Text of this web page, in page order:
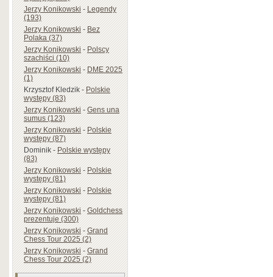
Jerzy Konikowski-Legendy
(193)
Jerzy Konikowski-Bez
Polaka (37)
Jerzy Konikowski-Polscy
szachiści (10)
Jerzy Konikowski-DME 2025
(1)
Krzysztof Kledzik-Polskie
występy (83)
Jerzy Konikowski-Gens una
sumus (123)
Jerzy Konikowski-Polskie
występy (87)
Dominik-Polskie występy
(83)
Jerzy Konikowski-Polskie
występy (81)
Jerzy Konikowski-Polskie
występy (81)
Jerzy Konikowski-Goldchess
prezentuje (300)
Jerzy Konikowski-Grand
Chess Tour 2025 (2)
Jerzy Konikowski-Grand
Chess Tour 2025 (2)